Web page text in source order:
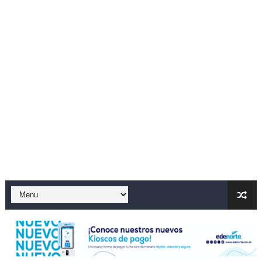
Gobierno español afirma retorno de 70.000 migrantes
Operativo en Barahona: desmantelan fábrica de
Autoridades indagan muerte de mujer en La Zurza,
Accidente en Verón deja un motorista fallecido y otra